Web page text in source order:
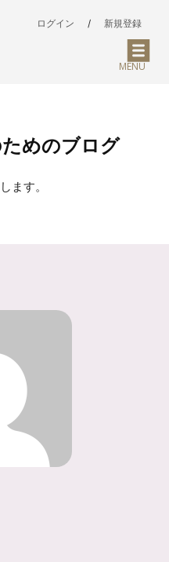
ログイン / 新規登録
MENU
めのブログ
ます。